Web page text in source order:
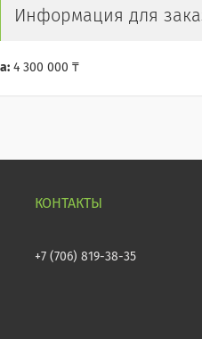
Информация для
4 300 000 ₸
+7 (706) 819-38-35